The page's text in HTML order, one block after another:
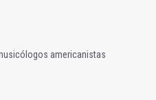
americanistas